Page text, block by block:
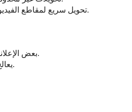
تحويل سريع لمقاطع الفيديو القصيرة إلى المتوسطة.
بعض الإعلانات قد تعكر صفو التجربة.
يعالج فيديو واحد في كل مرة.